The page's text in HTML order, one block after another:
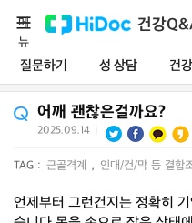
건강
질문하기 성 상담 건
메
뉴
어깨 괜찮은걸까요?
2025.09.14
TAG : 근골격계 , 인대/건/막 등 결합
언제부터 그런건지는 정확히